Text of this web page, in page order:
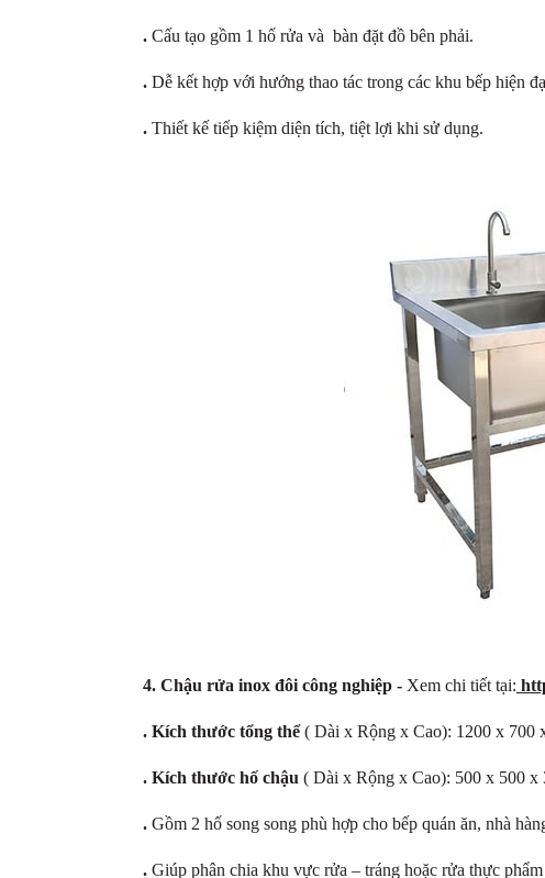
. Cấu tạo gồm 1 hố rửa và bàn đặt đồ bên phải.
. Dễ kết hợp với hướng thao tác trong các khu bếp hiện
. Thiết kế tiếp kiệm diện tích, tiệt lợi khi sử dụng.
4. Chậu rửa inox đôi công nghiệp - Xem chi tiết tại:
. Kích thước tổng thể( Dài x Rộng x Cao): 1200 x 700
. Kích thước hố chậu ( Dài x Rộng x Cao): 500 x 500 x
. Gồm 2 hố song song phù hợp cho bếp quán ăn, nhà
. Giúp phân chia khu vực rửa – tráng hoặc rửa thực phẩm